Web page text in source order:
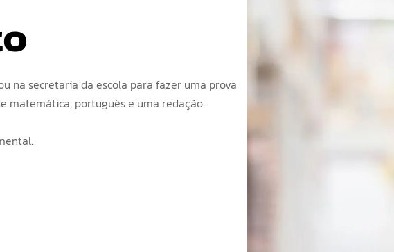
na secretaria da escola para fazer uma prova
matemática, português e uma redação.